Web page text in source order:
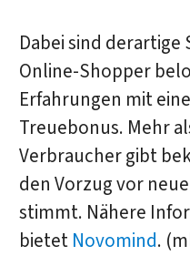
Dabei sind derartige
Online-Shopper
Erfahrungen mit
Treuebonus. Mehr
Verbraucher gibt
den Vorzug vor
stimmt. Nähere
bietet Novomind.